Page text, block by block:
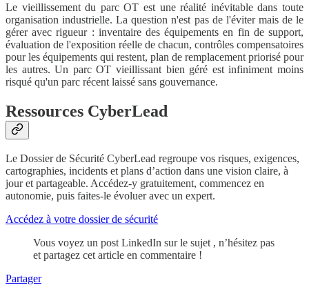
Le vieillissement du parc OT est une réalité inévitable dans toute
organisation industrielle. La question n'est pas de l'éviter mais de le
gérer avec rigueur : inventaire des équipements en fin de support,
évaluation de l'exposition réelle de chacun, contrôles compensatoires
pour les équipements qui restent, plan de remplacement priorisé pour
les autres. Un parc OT vieillissant bien géré est infiniment moins
risqué qu'un parc récent laissé sans gouvernance.
Ressources CyberLead
Le Dossier de Sécurité CyberLead regroupe vos risques, exigences,
cartographies, incidents et plans d’action dans une vision claire, à
jour et partageable. Accédez-y gratuitement, commencez en
autonomie, puis faites-le évoluer avec un expert.
Accédez à votre dossier de sécurité
Vous voyez un post LinkedIn sur le sujet , n’hésitez pas
et partagez cet article en commentaire !
Partager